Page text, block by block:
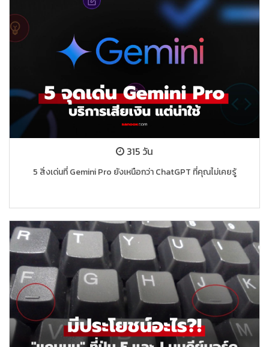
315 วัน
5 สิ่งเด่นที่ Gemini Pro ยังเหนือกว่า ChatGPT ที่คุณไม่เคยรู้